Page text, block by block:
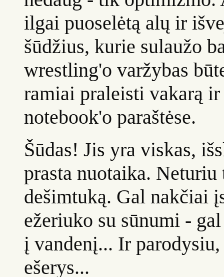
ilgai puoselėtą alų ir
šūdžius, kurie sulaužo
wrestling'o varžybas
ramiai praleisti vakarą
notebook'o paraštėse.
Šūdas! Jis yra viskas,
prasta nuotaika.
dešimtuką. Gal nakčiai
ežeriuko su sūnumi -
į vandenį... Ir
ešerys...